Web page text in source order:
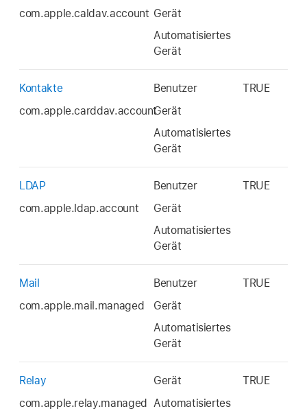
com.apple.caldav.account Gerät
Automatisiertes
Gerät
Kontakte
com.apple.carddav.account
Benutzer
Gerät
Automatisiertes
Gerät
TRUE
LDAP
com.apple.ldap.account
Benutzer
Gerät
Automatisiertes
Gerät
TRUE
Mail
com.apple.mail.managed
Benutzer
Gerät
Automatisiertes
Gerät
TRUE
Relay
com.apple.relay.managed
Gerät
Automatisiertes
TRUE